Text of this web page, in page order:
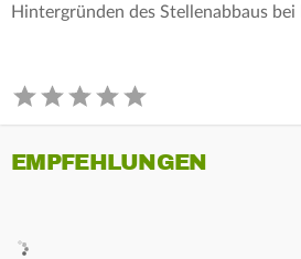
Hintergründen des Stellenabbaus bei
EMPFEHLUNGEN